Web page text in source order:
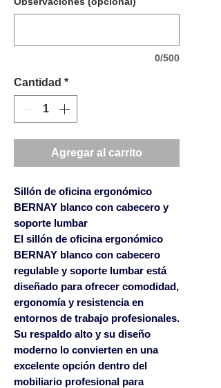
0/500
Cantidad *
Agregar al carrito
Sillón de oficina ergonómico
BERNAY blanco con cabecero y
soporte lumbar
El sillón de oficina ergonómico
BERNAY blanco con cabecero
regulable y soporte lumbar está
diseñado para ofrecer comodidad,
ergonomía y resistencia en
entornos de trabajo profesionales.
Su respaldo alto y su diseño
moderno lo convierten en una
excelente opción dentro del
mobiliario profesional para